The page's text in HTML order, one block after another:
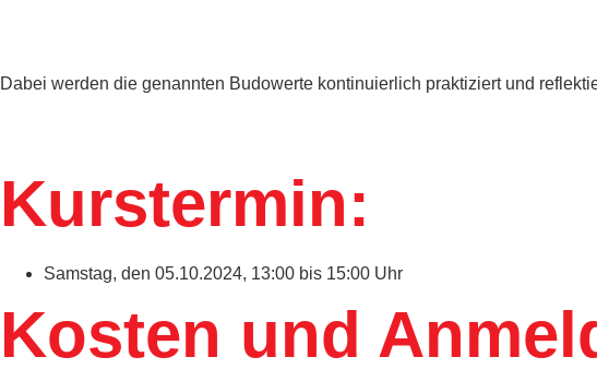
Dabei werden die genannten Budowerte kontinuierlich praktiziert und
Kurstermin:
Samstag, den 05.10.2024, 13:00 bis 15:00 Uhr
Kosten und